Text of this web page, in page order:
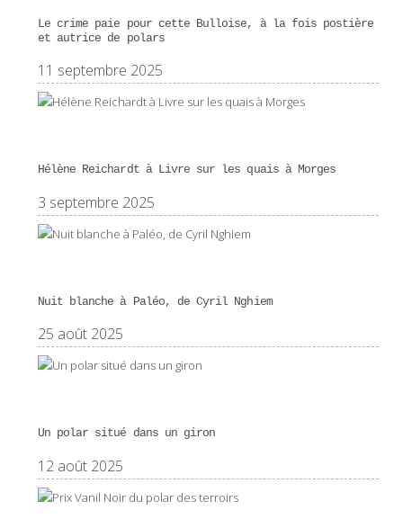
Le crime paie pour cette Bulloise, à la fois postière
et autrice de polars
11 septembre 2025
Hélène Reichardt à Livre sur les quais à Morges
3 septembre 2025
Nuit blanche à Paléo, de Cyril Nghiem
25 août 2025
Un polar situé dans un giron
12 août 2025